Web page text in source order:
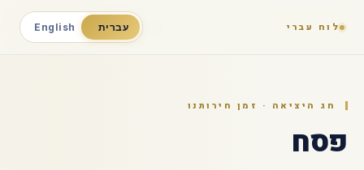
לוח עברי עברית English
חג היציאה · זמן חירותנו
פסח